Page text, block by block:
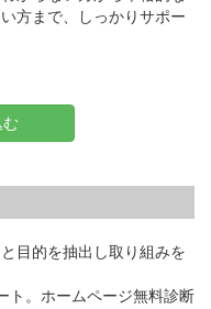
方まで、しっかりサポー
目的を抽出し取り組みを
ト。ホームページ無料診断